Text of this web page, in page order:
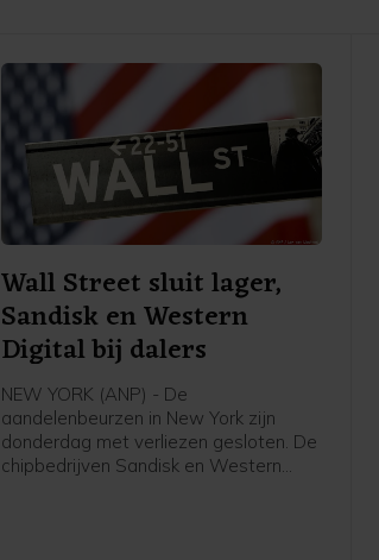
Wall Street sluit lager,
Sandisk en Western
Digital bij dalers
NEW YORK (ANP) - De
aandelenbeurzen in New York zijn
donderdag met verliezen gesloten. De
chipbedrijven Sandisk en Western